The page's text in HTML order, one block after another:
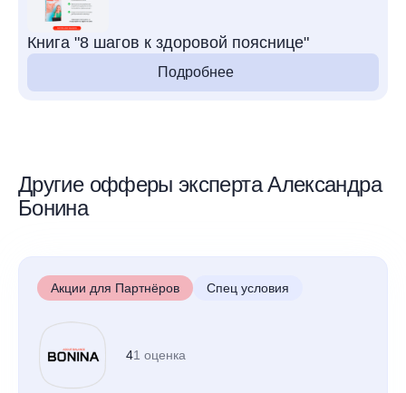
Книга "8 шагов к здоровой пояснице"
Подробнее
Другие офферы эксперта Александра
Бонина
Акции для Партнёров Спец условия
41 оценка